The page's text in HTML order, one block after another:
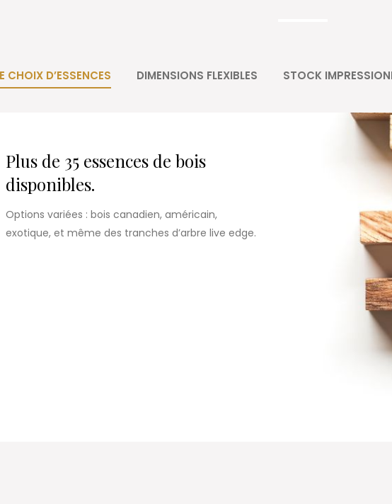
CHOIX D’ESSENCES DIMENSIONS FLEXIBLES STOCK
Plus de 35 essences de bois
disponibles.
Options variées : bois canadien, américain,
exotique, et même des tranches d’arbre live edge.